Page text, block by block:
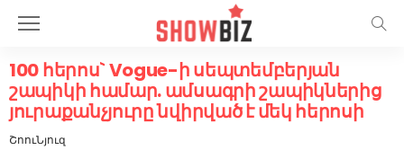
100 հերոս` Vogue-ի սեպտեմբերյան
շապիկի համար. ամսագրի շապիկներից
յուրաքանչյուրը նվիրված է մեկ հերոսի
ՇոուՆյուզ